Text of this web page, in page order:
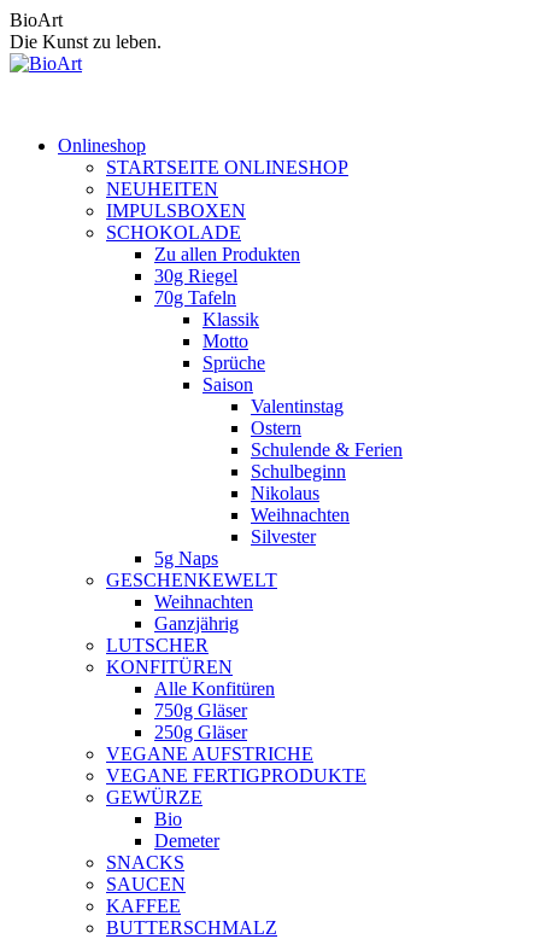
Zum
Inhalt
springen
BioArt
Die Kunst zu leben.
Onlineshop
STARTSEITE ONLINESHOP
NEUHEITEN
IMPULSBOXEN
SCHOKOLADE
Zu allen Produkten
30g Riegel
70g Tafeln
Klassik
Motto
Sprüche
Saison
Valentinstag
Ostern
Schulende & Ferien
Schulbeginn
Nikolaus
Weihnachten
Silvester
5g Naps
GESCHENKEWELT
Weihnachten
Ganzjährig
LUTSCHER
KONFITÜREN
Alle Konfitüren
750g Gläser
250g Gläser
VEGANE AUFSTRICHE
VEGANE FERTIGPRODUKTE
GEWÜRZE
Bio
Demeter
SNACKS
SAUCEN
KAFFEE
BUTTERSCHMALZ